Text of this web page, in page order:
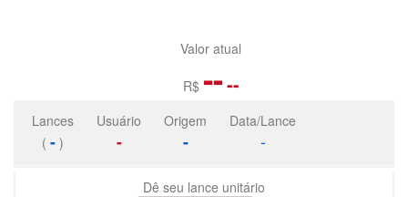
Valor atual
R$ ----
Lances
( - )
Usuário
-
Origem
-
Data/Lance
-
Dê seu lance unitário